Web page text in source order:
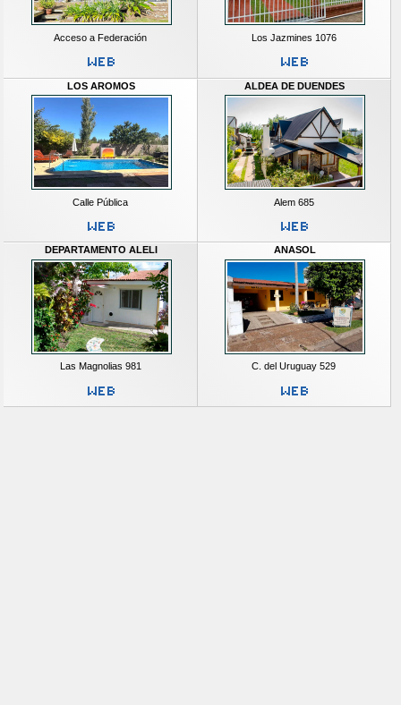
Acceso a Federación Los Jazmines 1076
LOS AROMOS
Calle Pública
ALDEA DE DUENDES
Alem 685
DEPARTAMENTO ALELI
Las Magnolias 981
ANASOL
C. del Uruguay 529